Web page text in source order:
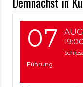
Demnächst in
07 19:00